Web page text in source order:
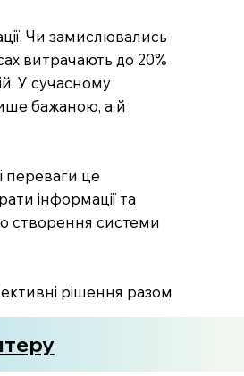
Чи замислювались
витрачають до 20%
У сучасному
бажаною, а й
переваги це
інформації та
створення системи
рішення разом